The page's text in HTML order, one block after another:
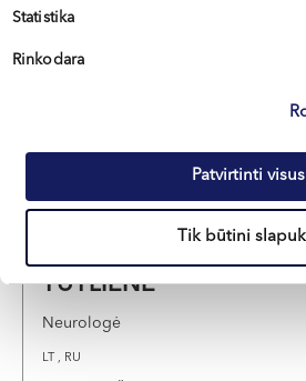
Statistika
Rinkodara
Patvirtinti visus
Tik būtini
Neurologas
TUTLIENĖ
Neurologė
LT , RU